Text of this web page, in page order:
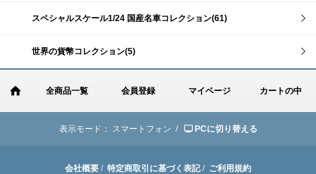
スペシャルスケール1/24 国産名車コレクション(61)
世界の貨幣コレクション(5)
全商品一覧 会員登録 マイページ カートの中
表示モード： スマートフォン / PCに切り替える
会社概要 / 特定商取引に基づく表記/ ご利用規約